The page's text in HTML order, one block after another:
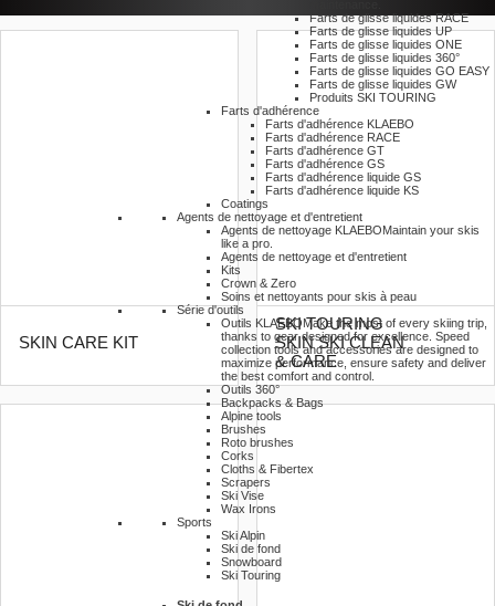
Farts de glisse liquides RACE
Farts de glisse liquides UP
Farts de glisse liquides ONE
Farts de glisse liquides 360°
Farts de glisse liquides GO EASY
Farts de glisse liquides GW
Produits SKI TOURING
Farts d'adhérence
Farts d'adhérence KLAEBO
Farts d'adhérence RACE
Farts d'adhérence GT
Farts d'adhérence GS
Farts d'adhérence liquide GS
Farts d'adhérence liquide KS
Coatings
Agents de nettoyage et d'entretient
Agents de nettoyage KLAEBOMaintain your skis
like a pro.
Agents de nettoyage et d'entretient
Kits
Crown & Zero
Soins et nettoyants pour skis à peau
Série d'outils
Outils KLAEBOMake the most of every skiing trip,
thanks to gear designed for excellence. Speed
collection tools and accessories are designed to
maximize performance, ensure safety and deliver
the best comfort and control.
Outils 360°
Backpacks & Bags
Alpine tools
Brushes
Roto brushes
Corks
Cloths & Fibertex
Scrapers
Ski Vise
Wax Irons
Sports
Ski Alpin
Ski de fond
Snowboard
Ski Touring
SKIN CARE KIT
SKI TOURING
SKIN SKI CLEAN
& CARE